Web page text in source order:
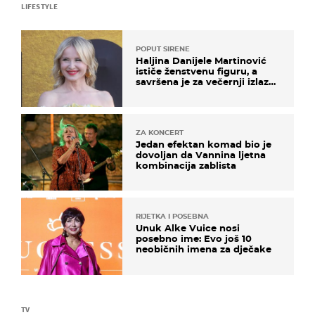
TV
LIFESTYLE
POPUT SIRENE
Haljina Danijele Martinović
ističe ženstvenu figuru, a
savršena je za večernji izlazak
ZA KONCERT
Jedan efektan komad bio je
dovoljan da Vannina ljetna
kombinacija zablista
RIJETKA I POSEBNA
Unuk Alke Vuice nosi
posebno ime: Evo još 10
neobičnih imena za dječake